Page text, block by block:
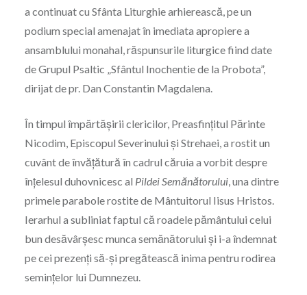
a continuat cu Sfânta Liturghie arhierească, pe un
podium special amenajat în imediata apropiere a
ansamblului monahal, răspunsurile liturgice fiind date
de Grupul Psaltic „Sfântul Inochentie de la Probota”,
dirijat de pr. Dan Constantin Magdalena.
În timpul împărtășirii clericilor, Preasfințitul Părinte
Nicodim, Episcopul Severinului și Strehaei, a rostit un
cuvânt de învățătură în cadrul căruia a vorbit despre
înțelesul duhovnicesc al Pildei Semănătorului, una dintre
primele parabole rostite de Mântuitorul Iisus Hristos.
Ierarhul a subliniat faptul că roadele pământului celui
bun desăvârșesc munca semănătorului și i-a îndemnat
pe cei prezenți să-și pregătească inima pentru rodirea
semințelor lui Dumnezeu.